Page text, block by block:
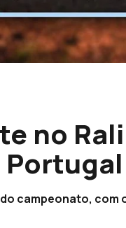
no
campeonato, com